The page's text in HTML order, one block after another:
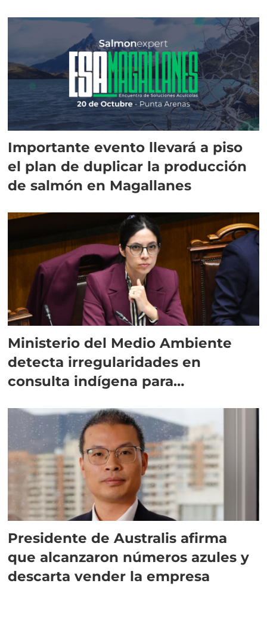
Importante evento llevará a piso
el plan de duplicar la producción
de salmón en Magallanes
Ministerio del Medio Ambiente
detecta irregularidades en
consulta indígena para
Presidente de Australis afirma
que alcanzaron números azules y
descarta vender la empresa